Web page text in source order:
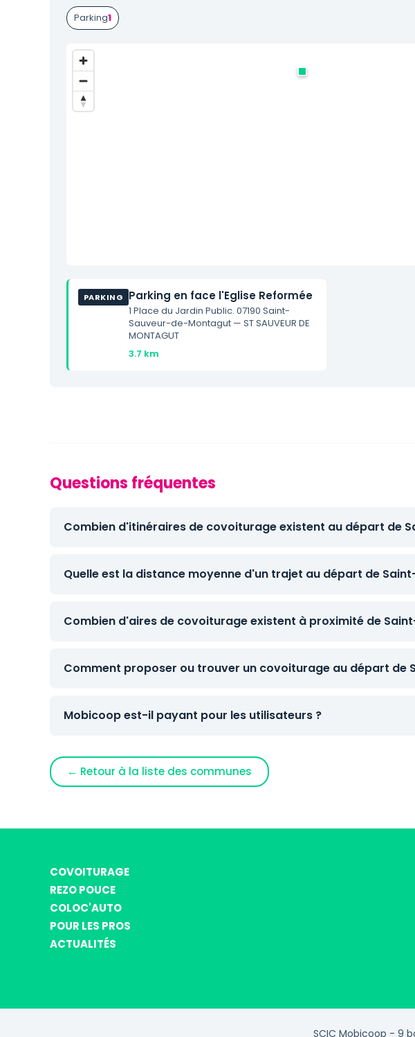
Parking1
PARKING Parking en face l'Eglise Reformée
1 Place du Jardin Public. 07190 Saint-
Sauveur-de-Montagut — ST SAUVEUR DE
MONTAGUT
3.7 km
Questions fréquentes
Combien d'itinéraires de covoiturage existent au départ de
Quelle est la distance moyenne d'un trajet au départ de
Combien d'aires de covoiturage existent à proximité de
Comment proposer ou trouver un covoiturage au départ
Mobicoop est-il payant pour les utilisateurs ?
← Retour à la liste des communes
COVOITURAGE
REZO POUCE
COLOC'AUTO
POUR LES PROS
ACTUALITÉS
SCIC Mobicoop - 9